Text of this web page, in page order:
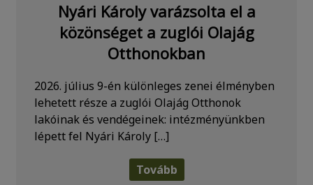
Nyári Károly varázsolta el a
közönséget a zuglói Olajág
Otthonokban
2026. július 9-én különleges zenei élményben
lehetett része a zuglói Olajág Otthonok
lakóinak és vendégeinek: intézményünkben
lépett fel Nyári Károly […]
Tovább